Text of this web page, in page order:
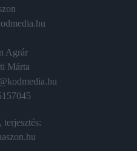
Agrár
Márta
terjesztés: